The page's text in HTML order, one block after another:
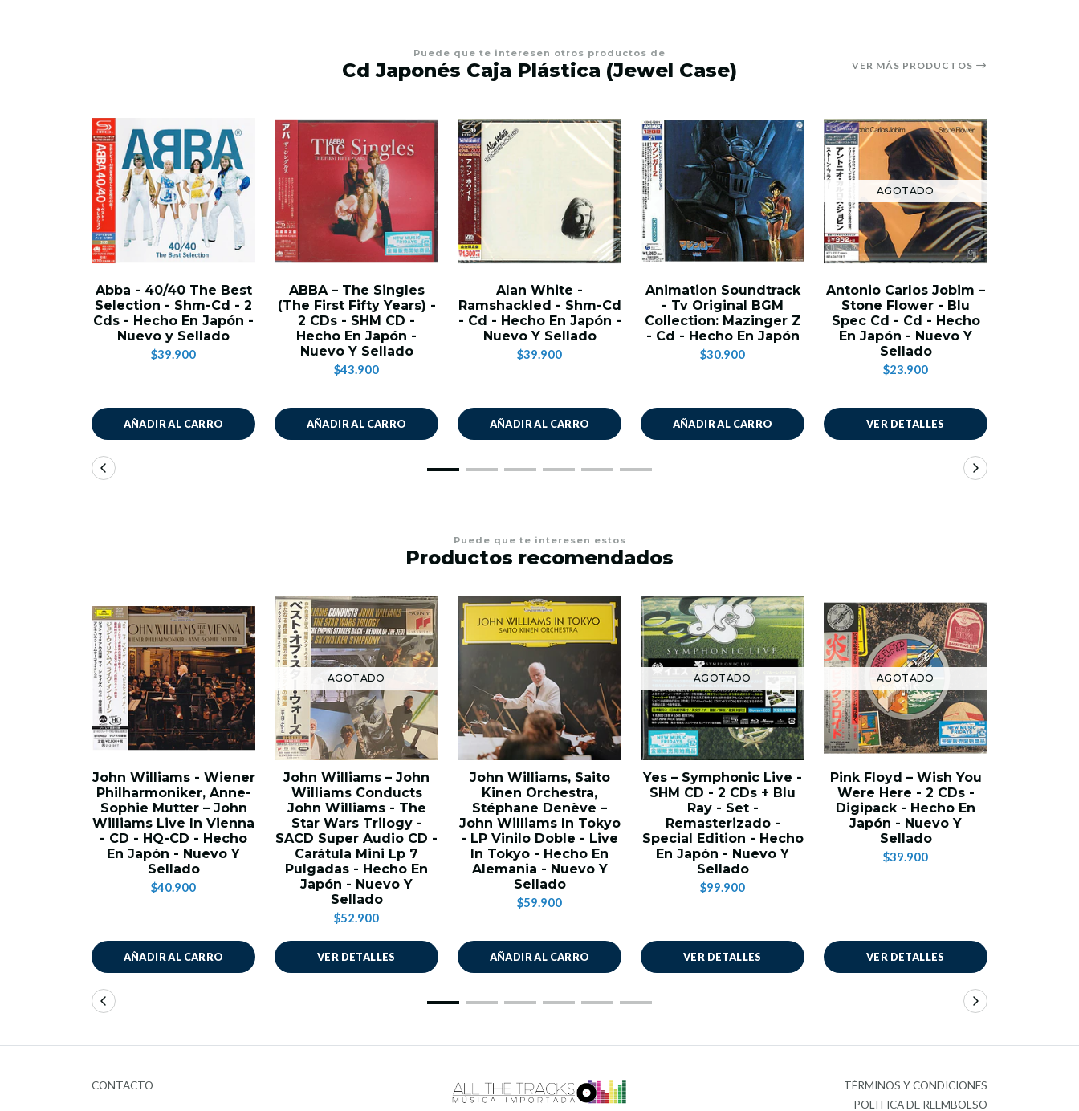
Puede que te interesen otros productos de
Cd Japonés Caja Plástica (Jewel Case) VER MÁS PRODUCTOS
Abba - 40/40 The Best
Selection - Shm-Cd - 2
Cds - Hecho En Japón -
Nuevo y Sellado
$39.900
AÑADIR AL CARRO
ABBA – The Singles
(The First Fifty Years) -
2 CDs - SHM CD -
Hecho En Japón -
Nuevo Y Sellado
$43.900
AÑADIR AL CARRO
Alan White -
Ramshackled - Shm-Cd
- Cd - Hecho En Japón -
Nuevo Y Sellado
$39.900
AÑADIR AL CARRO
Animation Soundtrack
- Tv Original BGM
Collection: Mazinger Z
- Cd - Hecho En Japón
$30.900
AÑADIR AL CARRO
AGOTADO
Antonio Carlos Jobim –
Stone Flower - Blu
Spec Cd - Cd - Hecho
En Japón - Nuevo Y
Sellado
$23.900
VER DETALLES
Puede que te interesen estos
Productos recomendados
John Williams - Wiener
Philharmoniker, Anne-
Sophie Mutter – John
Williams Live In Vienna
- CD - HQ-CD - Hecho
En Japón - Nuevo Y
Sellado
$40.900
AÑADIR AL CARRO
AGOTADO
John Williams – John
Williams Conducts
John Williams - The
Star Wars Trilogy -
SACD Super Audio CD -
Carátula Mini Lp 7
Pulgadas - Hecho En
Japón - Nuevo Y
Sellado
$52.900
VER DETALLES
John Williams, Saito
Kinen Orchestra,
Stéphane Denève –
John Williams In Tokyo
- LP Vinilo Doble - Live
In Tokyo - Hecho En
Alemania - Nuevo Y
Sellado
$59.900
AÑADIR AL CARRO
AGOTADO
Yes – Symphonic Live -
SHM CD - 2 CDs + Blu
Ray - Set -
Remasterizado -
Special Edition - Hecho
En Japón - Nuevo Y
Sellado
$99.900
VER DETALLES
AGOTADO
Pink Floyd – Wish You
Were Here - 2 CDs -
Digipack - Hecho En
Japón - Nuevo Y
Sellado
$39.900
VER DETALLES
CONTACTO
TÉRMINOS Y CONDICIONES
POLITICA DE REEMBOLSO